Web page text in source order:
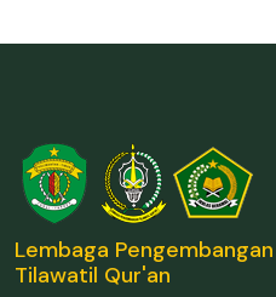
Lembaga Pengembangan
Tilawatil Qur'an